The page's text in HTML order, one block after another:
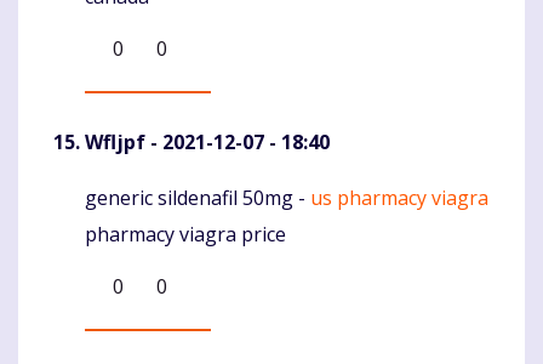
0
0
Wfljpf - 2021-12-07 - 18:40
Komentaras
generic sildenafil 50mg - us pharmacy viagra
pharmacy viagra price
0
0